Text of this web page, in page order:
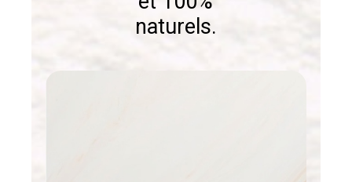
naturels.